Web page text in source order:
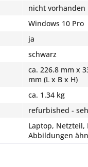
nicht vorhanden
Windows 10 Pro
ja
schwarz
ca. 226.8 mm x
mm (L x B x H)
ca. 1.34 kg
refurbished -
Laptop, Netzteil,
Abbildungen